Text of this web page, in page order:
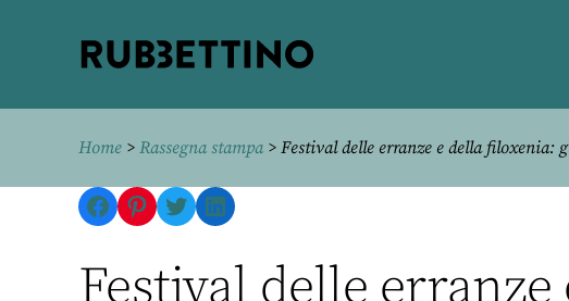
Home > Rassegna stampa> Festival delle erranze e della filoxenia:
Facebook
Pinterest
TwitterLinkedIn